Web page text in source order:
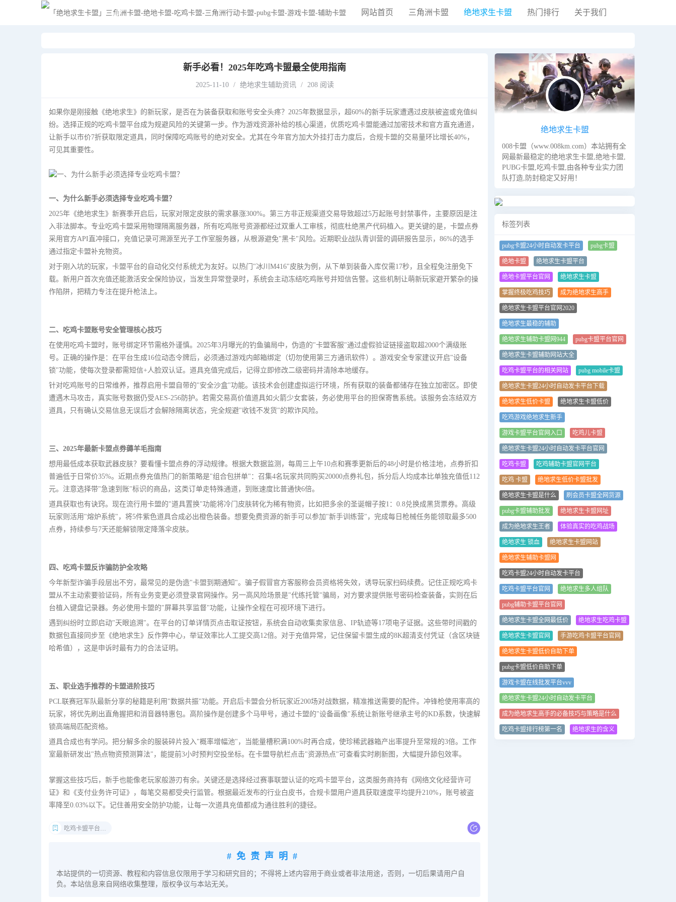
网站首页 三角洲卡盟 绝地求生卡盟 热门排行 关于我们
新手必看！2025年吃鸡卡盟最全使用指南
2025-11-10 / 绝地求生辅助资讯 / 208 阅读
如果你是刚接触《绝地求生》的新玩家，是否在为装备获取和账号安全头疼？2025年数据显示，超60%的新手玩家遭遇过皮肤被盗或充值纠
纷。选择正规的吃鸡卡盟平台成为规避风险的关键第一步。作为游戏资源补给的核心渠道，优质吃鸡卡盟能通过加密技术和官方直充通道，
让新手以市价7折获取限定道具，同时保障吃鸡账号的绝对安全。尤其在今年官方加大外挂打击力度后，合规卡盟的交易量环比增长40%，
可见其重要性。
一、为什么新手必须选择专业吃鸡卡盟？
2025年《绝地求生》新赛季开启后，玩家对限定皮肤的需求暴涨300%。第三方非正规渠道交易导致超过5万起账号封禁事件，主要原因是注
入非法脚本。专业吃鸡卡盟采用物理隔离服务器，所有吃鸡账号资源都经过双重人工审核，彻底杜绝黑产代码植入。更关键的是，卡盟点券
采用官方API直冲接口，充值记录可溯源至光子工作室服务器，从根源避免"黑卡"风险。近期职业战队青训营的调研报告显示，86%的选手
通过指定卡盟补充物资。
对于刚入坑的玩家，卡盟平台的自动化交付系统尤为友好。以热门"冰川M416"皮肤为例，从下单到装备入库仅需17秒，且全程免注册免下
载。新用户首次充值还能激活安全保险协议，当发生异常登录时，系统会主动冻结吃鸡账号并短信告警。这些机制让萌新玩家避开繁杂的操
作陷阱，把精力专注在提升枪法上。
二、吃鸡卡盟账号安全管理核心技巧
在使用吃鸡卡盟时，账号绑定环节需格外谨慎。2025年3月曝光的钓鱼骗局中，伪造的"卡盟客服"通过虚假验证链接盗取超2000个满级账
号。正确的操作是：在平台生成16位动态令牌后，必须通过游戏内邮箱绑定（切勿使用第三方通讯软件）。游戏安全专家建议开启"设备
锁"功能，使每次登录都需短信+人脸双认证。道具充值完成后，记得立即修改二级密码并清除本地缓存。
针对吃鸡账号的日常维养，推荐启用卡盟自带的"安全沙盒"功能。该技术会创建虚拟运行环境，所有获取的装备都储存在独立加密区。即使
遭遇木马攻击，真实账号数据仍受AES-256防护。若需交易高价值道具如火箭少女套装，务必使用平台的担保寄售系统。该服务会冻结双方
道具，只有确认交易信息无误后才会解除隔离状态，完全规避"收钱不发货"的欺诈风险。
三、2025年最新卡盟点券薅羊毛指南
想用最低成本获取武器皮肤？要看懂卡盟点券的浮动规律。根据大数据监测，每周三上午10点和赛季更新后的48小时是价格洼地，点券折扣
普遍低于日常价35%。近期点券充值热门的新策略是"组合包拼单"：召集4名玩家共同购买20000点券礼包，拆分后人均成本比单独充值低112
元。注意选择带"急速到账"标识的商品，这类订单走特殊通道，到账速度比普通快6倍。
道具获取也有诀窍。现在流行用卡盟的"道具置换"功能将冷门皮肤转化为稀有物资，比如把多余的圣诞帽子按1：0.8兑换成黑货票券。高级
玩家则活用"熔炉系统"，将5件紫色道具合成必出橙色装备。想要免费资源的新手可以参加"新手训练营"，完成每日枪械任务能领取最多500
点券，持续参与7天还能解锁限定降落伞皮肤。
四、吃鸡卡盟反诈骗防护全攻略
今年新型诈骗手段层出不穷，最常见的是伪造"卡盟到期通知"。骗子假冒官方客服称会员资格将失效，诱导玩家扫码续费。记住正规吃鸡卡
盟从不主动索要验证码，所有业务变更必须登录官网操作。另一高风险场景是"代练托管"骗局，对方要求提供账号密码检查装备，实则在后
台植入键盘记录器。务必使用卡盟的"屏幕共享监督"功能，让操作全程在可视环境下进行。
遇到纠纷时立即启动"天眼追溯"。在平台的订单详情页点击取证按钮，系统会自动收集卖家信息、IP轨迹等17项电子证据。这些带时间戳的
数据包直接同步至《绝地求生》反作弊中心，举证效率比人工提交高12倍。对于充值异常，记住保留卡盟生成的8K超清支付凭证（含区块链
哈希值），这是申诉时最有力的合法证明。
五、职业选手推荐的卡盟进阶技巧
PCL联赛冠军队最新分享的秘籍是利用"数据共振"功能。开启后卡盟会分析玩家近200场对战数据，精准推送需要的配件。冲锋枪使用率高的
玩家，将优先刷出直角握把和消音器特惠包。高阶操作是创建多个马甲号，通过卡盟的"设备画像"系统让新账号继承主号的KD系数，快速解
锁高端局匹配资格。
道具合成也有学问。把分解多余的服装碎片投入"概率增幅池"，当能量槽积满100%时再合成，使珍稀武器箱产出率提升至常规的3倍。工作
室最新研发出"热点物资预测算法"，能提前3小时预判空投坐标。在卡盟导航栏点击"资源热点"可查看实时刷新图，大幅提升舔包效率。
掌握这些技巧后，新手也能像老玩家般游刃有余。关键还是选择经过赛事联盟认证的吃鸡卡盟平台，这类服务商持有《网络文化经营许可
证》和《支付业务许可证》，每笔交易都受央行监管。根据最近发布的行业白皮书，合规卡盟用户道具获取速度平均提升210%，账号被盗
率降至0.03%以下。记住善用安全防护功能，让每一次道具充值都成为通往胜利的捷径。
吃鸡卡盟平台官网
#免责声明#
本站提供的一切资源、教程和内容信息仅限用于学习和研究目的；不得将上述内容用于商业或者非法用途，否则，一切后果请用户自
负。本站信息来自网络收集整理，版权争议与本站无关。
绝地求生卡盟
008卡盟（www.008km.com）本站拥有全
网最新最稳定的绝地求生卡盟,绝地卡盟,
PUBG卡盟,吃鸡卡盟,由各种专业实力团
队打造,防封稳定又好用！
标签列表
pubg卡盟24小时自动发卡平台 pubg卡盟
绝地卡盟 绝地求生卡盟平台
绝地卡盟平台官网 绝地求生卡盟
掌握终极吃鸡技巧 成为绝地求生高手
绝地求生卡盟平台官网2020
绝地求生最稳的辅助
绝地求生辅助卡盟网944 pubg卡盟平台官网
绝地求生卡盟辅助网站大全
吃鸡卡盟平台的相关网站 pubg mobile卡盟
绝地求生卡盟24小时自动发卡平台下载
绝地求生低价卡盟 绝地求生卡盟低价
吃鸡游戏绝地求生新手
游戏卡盟平台官网入口 吃鸡儿卡盟
绝地求生卡盟24小时自动发卡平台官网
吃鸡卡盟 吃鸡辅助卡盟官网平台
吃鸡 卡盟 绝地求生低价卡盟批发
绝地求生卡盟是什么 刷会员卡盟全网货源
pubg卡盟辅助批发 绝地求生卡盟网址
成为绝地求生王者 体验真实的吃鸡战场
绝地求生 锁血 绝地求生卡盟网站
绝地求生辅助卡盟网
吃鸡卡盟24小时自动发卡平台
吃鸡卡盟平台官网 绝地求生多人组队
pubg辅助卡盟平台官网
绝地求生卡盟全网最低价 绝地求生吃鸡卡盟
绝地求生卡盟官网 手游吃鸡卡盟平台官网
绝地求生卡盟低价自助下单
pubg卡盟低价自助下单
游戏卡盟在线批发平台vvv
绝地求生卡盟24小时自动发卡平台
成为绝地求生高手的必备技巧与策略是什么
吃鸡卡盟排行榜第一名 绝地求生的含义